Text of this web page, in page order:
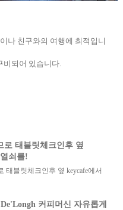
나 친구와의 여행에 최적입니
비되어 있습니다.
로 태블릿체크인후 옆
쇠를!
태블릿체크인후 옆 keycafe에서
커피머신 자유롭게